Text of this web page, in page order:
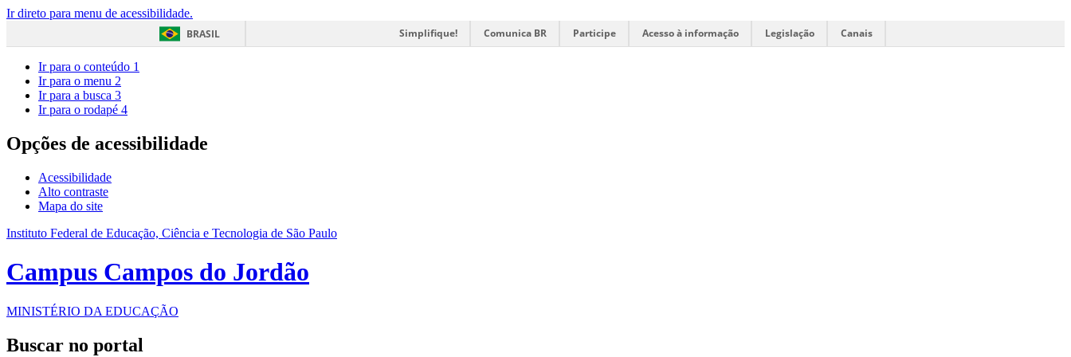
Ir direto para menu de acessibilidade.
BRASIL
Simplifique! Comunica BR Participe Acesso à informação Legislação Canais
Ir para o conteúdo 1
Ir para o menu 2
Ir para a busca 3
Ir para o rodapé 4
Opções de acessibilidade
Acessibilidade
Alto contraste
Mapa do site
Instituto Federal de Educação, Ciência e Tecnologia de São Paulo
Campus Campos do Jordão
MINISTÉRIO DA EDUCAÇÃO
Buscar no portal